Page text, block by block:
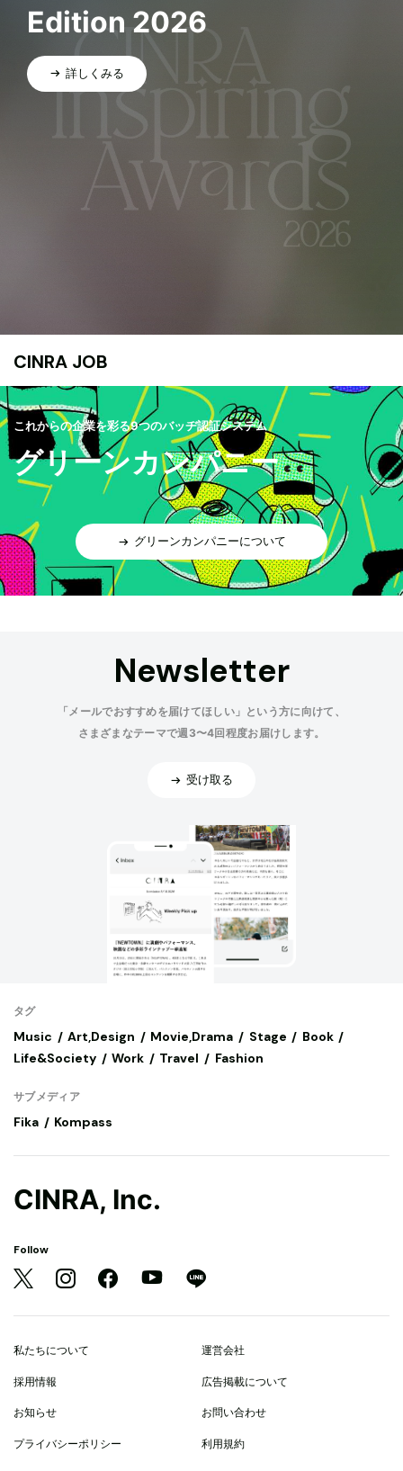
Edition 2026
詳しくみる
CINRA JOB
これからの企業を彩る9つのバッヂ認証システム
グリーンカンパニー
グリーンカンパニーについて
Newsletter
「メールでおすすめを届けてほしい」という方に向けて、
さまざまなテーマで週3〜4回程度お届けします。
受け取る
タグ
Music Art,Design Movie,Drama Stage
Book
Life&Society
Work Travel Fashion
サブメディア
Fika Kompass
CINRA, Inc.
Follow
私たちについて 運営会社
採用情報 広告掲載について
お知らせ お問い合わせ
プライバシーポリシー 利用規約